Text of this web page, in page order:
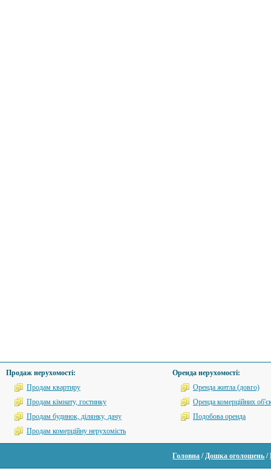
Оренда нерухомості:
Оренда житла (довго)
Оренда комерційних
Подобова оренда
Продаж нерухомості:
Продам квартиру
Продам кімнату, гостинку
Продам будинок, ділянку, дачу
Продам комерційну нерухомість
Головна /Дошка оголошень /